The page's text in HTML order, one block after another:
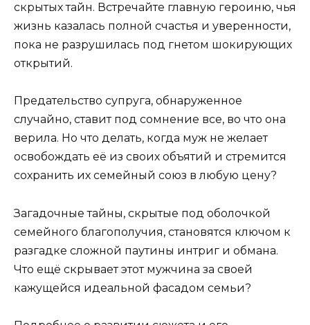
скрытых тайн. Встречайте главную героиню, чья
жизнь казалась полной счастья и уверенности,
пока не разрушилась под гнетом шокирующих
открытий.
Предательство супруга, обнаруженное
случайно, ставит под сомнение все, во что она
верила. Но что делать, когда муж не желает
освобождать её из своих объятий и стремится
сохранить их семейный союз в любую цену?
Загадочные тайны, скрытые под оболочкой
семейного благополучия, становятся ключом к
разгадке сложной паутины интриг и обмана.
Что ещё скрывает этот мужчина за своей
кажущейся идеальной фасадом семьи?